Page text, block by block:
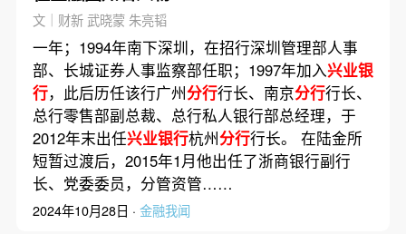
文｜财新 武晓蒙 朱亮韬
一年；1994年南下深圳，在招行深圳管理部人事
部、长城证券人事监察部任职；1997年加入兴业银
行，此后历任该行广州分行行长、南京分行行长、
总行零售部副总裁、总行私人银行部总经理，于
2012年末出任兴业银行杭州分行行长。 在陆金所
短暂过渡后，2015年1月他出任了浙商银行副行
长、党委委员，分管资管……
2024年10月28日 · 金融我闻